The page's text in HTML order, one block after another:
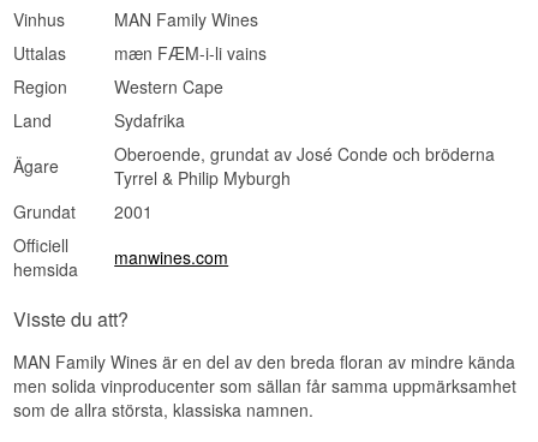
Vinhus
MAN Family Wines
Uttalas
mæn FÆM-i-li vains
Region
Western Cape
Land
Sydafrika
Ägare
Oberoende, grundat av José Conde och bröderna
Tyrrel & Philip Myburgh
Grundat
2001
Officiell
hemsida
manwines.com
Visste du att?
MAN Family Wines är en del av den breda floran av mindre kända
men solida vinproducenter som sällan får samma uppmärksamhet
som de allra största, klassiska namnen.